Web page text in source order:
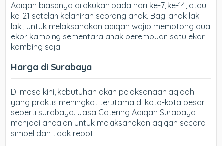
Aqiqah biasanya dilakukan pada hari ke-7, ke-14, atau
ke-21 setelah kelahiran seorang anak. Bagi anak laki-
laki, untuk melaksanakan aqiqah wajib memotong dua
ekor kambing sementara anak perempuan satu ekor
kambing saja.
Harga di Surabaya
Di masa kini, kebutuhan akan pelaksanaan aqiqah
yang praktis meningkat terutama di kota-kota besar
seperti surabaya. Jasa Catering Aqiqah Surabaya
menjadi andalan untuk melaksanakan aqiqah secara
simpel dan tidak repot.